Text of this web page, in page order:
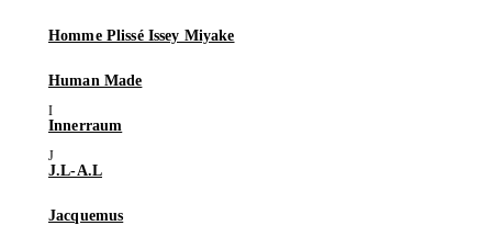
Homme Plissé Issey Miyake
Human Made
Innerraum
J.L-A.L
Jacquemus